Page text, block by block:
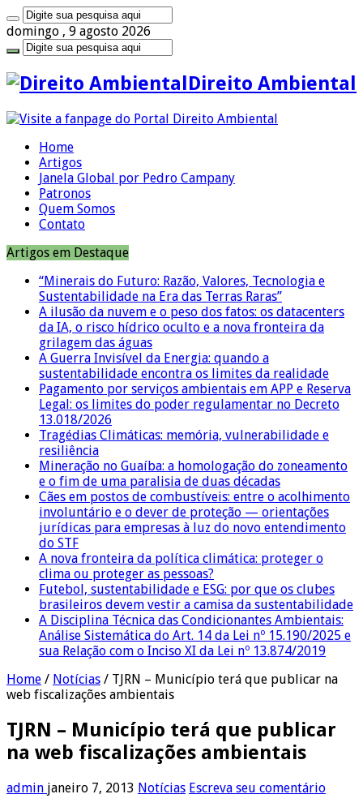
domingo , 9 agosto 2026
Direito Ambiental
Home
Artigos
Janela Global por Pedro Campany
Patronos
Quem Somos
Contato
Artigos em Destaque
“Minerais do Futuro: Razão, Valores, Tecnologia e
Sustentabilidade na Era das Terras Raras”
A ilusão da nuvem e o peso dos fatos: os datacenters
da IA, o risco hídrico oculto e a nova fronteira da
grilagem das águas
A Guerra Invisível da Energia: quando a
sustentabilidade encontra os limites da realidade
Pagamento por serviços ambientais em APP e Reserva
Legal: os limites do poder regulamentar no Decreto
13.018/2026
Tragédias Climáticas: memória, vulnerabilidade e
resiliência
Mineração no Guaíba: a homologação do zoneamento
e o fim de uma paralisia de duas décadas
Cães em postos de combustíveis: entre o acolhimento
involuntário e o dever de proteção — orientações
jurídicas para empresas à luz do novo entendimento
do STF
A nova fronteira da política climática: proteger o
clima ou proteger as pessoas?
Futebol, sustentabilidade e ESG: por que os clubes
brasileiros devem vestir a camisa da sustentabilidade
A Disciplina Técnica das Condicionantes Ambientais:
Análise Sistemática do Art. 14 da Lei nº 15.190/2025 e
sua Relação com o Inciso XI da Lei nº 13.874/2019
Home / Notícias / TJRN – Município terá que publicar na
web fiscalizações ambientais
TJRN – Município terá que publicar
na web fiscalizações ambientais
admin janeiro 7, 2013 Notícias Escreva seu comentário